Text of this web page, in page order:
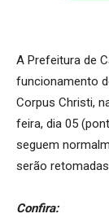
A Prefeitura de
funcionamento
Corpus Christi,
feira, dia 05
seguem
serão
Confira: